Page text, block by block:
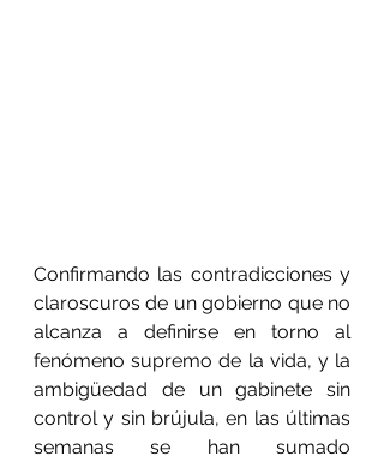
Confirmando las contradicciones y
claroscuros de un gobierno que no
alcanza a definirse en torno al
fenómeno supremo de la vida, y la
ambigüedad de un gabinete sin
control y sin brújula, en las últimas
semanas se han sumado